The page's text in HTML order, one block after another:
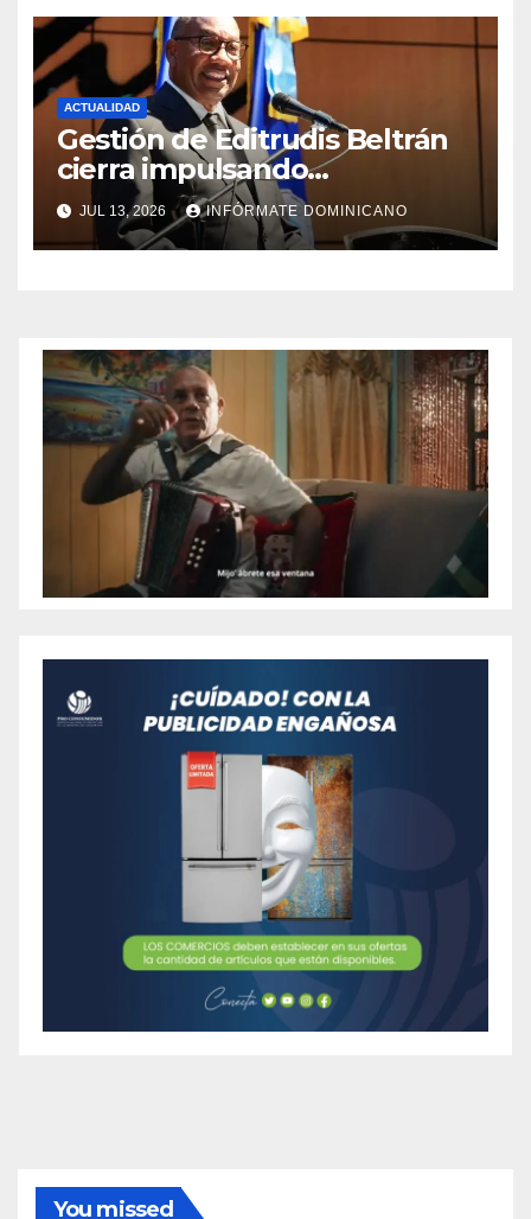
ACTUALIDAD
Gestión de Editrudis Beltrán
cierra impulsando
modernización, expansión y
transformación institucional
JUL 13, 2026 INFÓRMATE DOMINICANO
You missed